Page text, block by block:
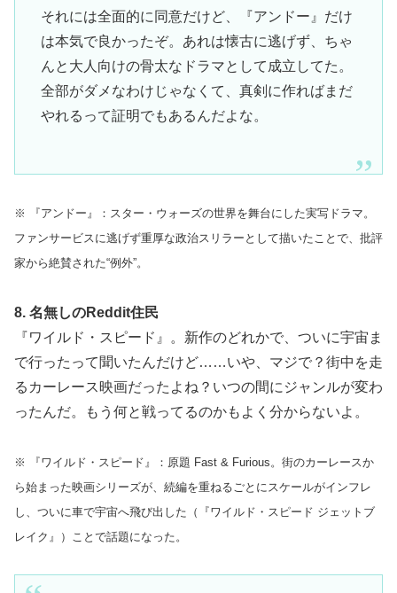
それには全面的に同意だけど、『アンドー』だけ
は本気で良かったぞ。あれは懐古に逃げず、ちゃ
んと大人向けの骨太なドラマとして成立してた。
全部がダメなわけじゃなくて、真剣に作ればまだ
やれるって証明でもあるんだよな。
※ 『アンドー』：スター・ウォーズの世界を舞台にした実写ドラマ。
ファンサービスに逃げず重厚な政治スリラーとして描いたことで、批評
家から絶賛された“例外”。
8. 名無しのReddit住民
『ワイルド・スピード』。新作のどれかで、ついに宇宙ま
で行ったって聞いたんだけど……いや、マジで？街中を走
るカーレース映画だったよね？いつの間にジャンルが変わ
ったんだ。もう何と戦ってるのかもよく分からないよ。
※ 『ワイルド・スピード』：原題 Fast & Furious。街のカーレースか
ら始まった映画シリーズが、続編を重ねるごとにスケールがインフレ
し、ついに車で宇宙へ飛び出した（『ワイルド・スピード ジェットブ
レイク』）ことで話題になった。